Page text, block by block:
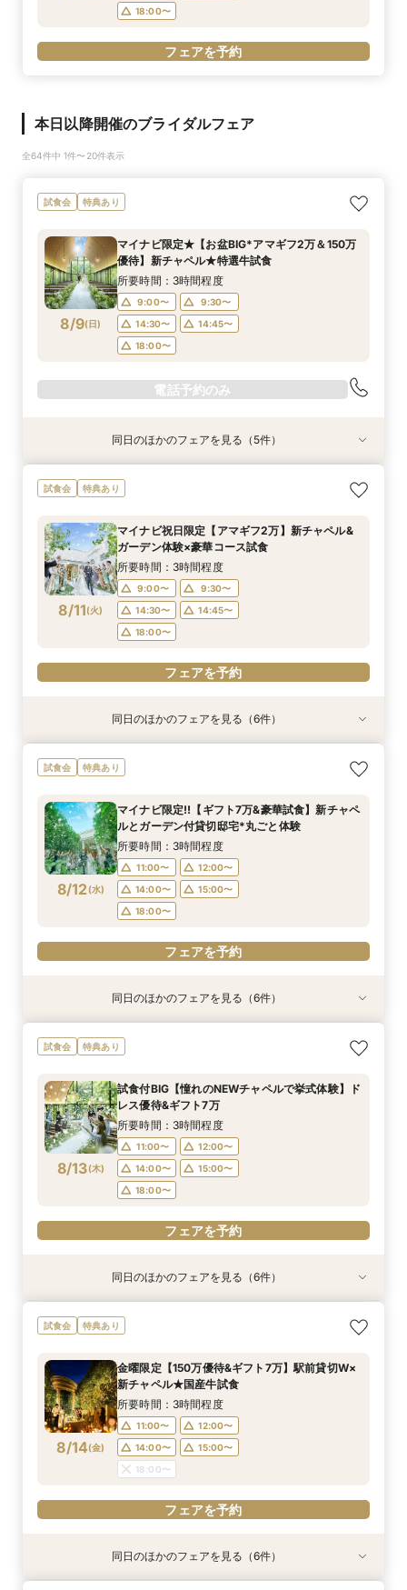
18:00〜
フェアを予約
本日以降開催のブライダルフェア
全64件中 1件〜20件表示
試食会 特典あり
8/9(日)
マイナビ限定★【お盆BIG*アマギフ2万＆150万
優待】新チャペル★特選牛試食
所要時間：3時間程度
9:00〜
9:30〜
14:30〜
14:45〜
18:00〜
電話予約のみ
特典あり
8/9(日 )
ギフト7万付【初めての見学に】全館ALL体験*見
積相談＆絶品試食
9:00〜
9:30〜
14:30〜
14:45〜
18:00〜
電話予約のみ
特典あり
8/9(日 )
即決ナシ★予算のリアル大公開！本番コーデ×ミ
シュラン試食体験
9:00〜
9:30〜
14:30〜
14:45〜
18:00〜
電話予約のみ
特典あり
8/9(日 )
【2件目以降の見学OK】貸切Wフル体験×豪華試
食×お見積り比較
9:00〜
9:30〜
14:30〜
14:45〜
18:00〜
電話予約のみ
特典あり
8/9(日 )
7万GIFT付【料理重視必見】豪華ミシュラン試食
×貸切邸宅W体験
9:00〜
9:30〜
14:30〜
14:45〜
18:00〜
電話予約のみ
特典あり
8/9(日 )
【10名から全館貸切OK】ミシュラン試食付*少
人数婚ALL体験
9:00〜
9:30〜
14:30〜
14:45〜
18:00〜
電話予約のみ
同日のほかのフェアを見る（5件）
試食会 特典あり
8/11(火)
マイナビ祝日限定【アマギフ2万】新チャペル&
ガーデン体験×豪華コース試食
所要時間：3時間程度
9:00〜
9:30〜
14:30〜
14:45〜
18:00〜
フェアを予約
特典あり 動画あり
8/11(火)
ギフト7万付【初めての見学に】全館ALL体験*見
積相談＆絶品試食
9:00〜
9:30〜
14:30〜
14:45〜
18:00〜
フェアを予約
特典あり
8/11(火)
即決ナシ★予算のリアル大公開！本番コーデ×ミ
シュラン試食体験
9:00〜
9:30〜
14:30〜
14:45〜
18:00〜
フェアを予約
特典あり
8/11(火)
【2件目以降の見学OK】貸切Wフル体験×豪華試
食×お見積り比較
9:00〜
9:30〜
14:30〜
14:45〜
18:00〜
フェアを予約
特典あり
8/11(火)
【10名から全館貸切OK】ミシュラン試食付*少
人数婚ALL体験
9:00〜
9:30〜
14:30〜
14:45〜
18:00〜
フェアを予約
特典あり
8/11(火)
7万GIFT付【料理重視必見】豪華ミシュラン試食
×貸切邸宅W体験
9:00〜
9:30〜
14:30〜
14:45〜
18:00〜
フェアを予約
8/11(火)
【お気軽◎オンライン相談会】スマホで簡単！豪
華10大特典付き
10:30〜
12:00〜
15:30〜
17:00〜
フェアを予約
同日のほかのフェアを見る（6件）
試食会 特典あり
8/12(水)
マイナビ限定!!【ギフト7万&豪華試食】新チャペ
ルとガーデン付貸切邸宅*丸ごと体験
所要時間：3時間程度
11:00〜
12:00〜
14:00〜
15:00〜
18:00〜
フェアを予約
特典あり
8/12(水)
【2件目以降の見学OK】貸切Wフル体験×豪華試
食×お見積り比較
11:00〜
12:00〜
14:00〜
15:00〜
18:00〜
フェアを予約
特典あり
8/12(水)
【10名から全館貸切OK】ミシュラン試食付*少
人数婚ALL体験
11:00〜
12:00〜
14:00〜
15:00〜
18:00〜
フェアを予約
特典あり
8/12(水)
即決ナシ★予算のリアル大公開！本番コーデ×ミ
シュラン試食体験
11:00〜
12:00〜
14:00〜
15:00〜
18:00〜
フェアを予約
特典あり
8/12(水)
7万GIFT付【料理重視必見】豪華ミシュラン試食
×貸切邸宅W体験
11:00〜
12:00〜
14:00〜
15:00〜
18:00〜
フェアを予約
特典あり
8/12(水)
ギフト7万付【初めての見学に】全館ALL体験*見
積相談＆絶品試食
11:00〜
12:00〜
14:00〜
15:00〜
18:00〜
フェアを予約
8/12(水)
【お気軽◎オンライン相談会】スマホで簡単！豪
華10大特典付き
13:00〜
14:30〜
16:00〜
17:30〜
フェアを予約
同日のほかのフェアを見る（6件）
試食会 特典あり
8/13(木)
試食付BIG【憧れのNEWチャペルで挙式体験】ド
レス優待&ギフト7万
所要時間：3時間程度
11:00〜
12:00〜
14:00〜
15:00〜
18:00〜
フェアを予約
特典あり
8/13(木)
【2件目以降の見学OK】貸切Wフル体験×豪華試
食×お見積り比較
11:00〜
12:00〜
14:00〜
15:00〜
18:00〜
フェアを予約
特典あり
8/13(木)
【10名から全館貸切OK】ミシュラン試食付*少
人数婚ALL体験
11:00〜
12:00〜
14:00〜
15:00〜
18:00〜
フェアを予約
特典あり
8/13(木)
即決ナシ★予算のリアル大公開！本番コーデ×ミ
シュラン試食体験
11:00〜
12:00〜
14:00〜
15:00〜
18:00〜
フェアを予約
特典あり
8/13(木)
7万GIFT付【料理重視必見】豪華ミシュラン試食
×貸切邸宅W体験
11:00〜
12:00〜
14:00〜
15:00〜
18:00〜
フェアを予約
特典あり
8/13(木)
ギフト7万付【初めての見学に】全館ALL体験*見
積相談＆絶品試食
11:00〜
12:00〜
14:00〜
15:00〜
18:00〜
フェアを予約
8/13(木)
【お気軽◎オンライン相談会】スマホで簡単！豪
華10大特典付き
13:00〜
14:30〜
16:00〜
17:30〜
フェアを予約
同日のほかのフェアを見る（6件）
試食会 特典あり
8/14(金)
金曜限定【150万優待&ギフト7万】駅前貸切W×
新チャペル★国産牛試食
所要時間：3時間程度
11:00〜
12:00〜
14:00〜
15:00〜
18:00〜
フェアを予約
特典あり
特典あり
特典あり
特典あり
特典あり同日のほかのフェアを見る（6件）